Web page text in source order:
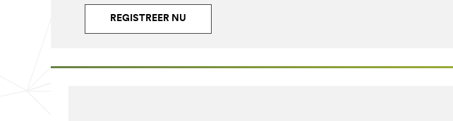
3m-
products/?
N=5002385+8709314+8709363+8711017+8729400+8718947&rt=r3
**
REGISTREER NU